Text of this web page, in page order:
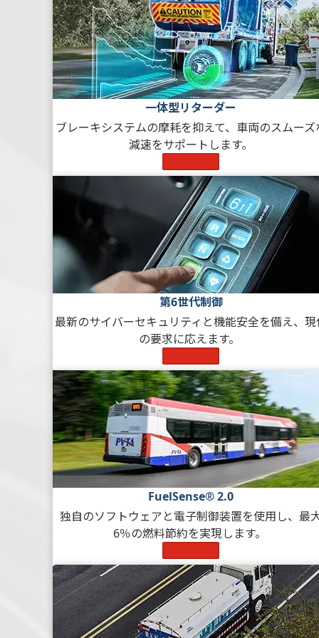
一体型リターダー
ブレーキシステムの摩耗を抑えて、車両のスムーズ
減速をサポートします。
第6世代制御
最新のサイバーセキュリティと機能安全を備え、現
の要求に応えます。
FuelSense® 2.0
独自のソフトウェアと電子制御装置を使用し、最
6％の燃料節約を実現します。